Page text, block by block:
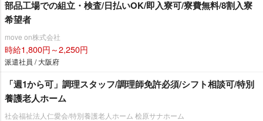
部品工場での組立・検査/日払いOK/即入寮可/寮費無料/8割入寮
希望者
move on株式会社
時給1,800円～2,250円
派遣社員 / 大阪府
「週1から可」調理スタッフ/調理師免許必須/シフト相談可/特別
養護老人ホーム
社会福祉法人仁愛会/特別養護老人ホーム 桧原サナホーム